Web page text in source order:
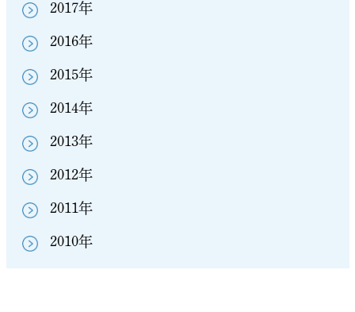
2017年
2016年
2015年
2014年
2013年
2012年
2011年
2010年